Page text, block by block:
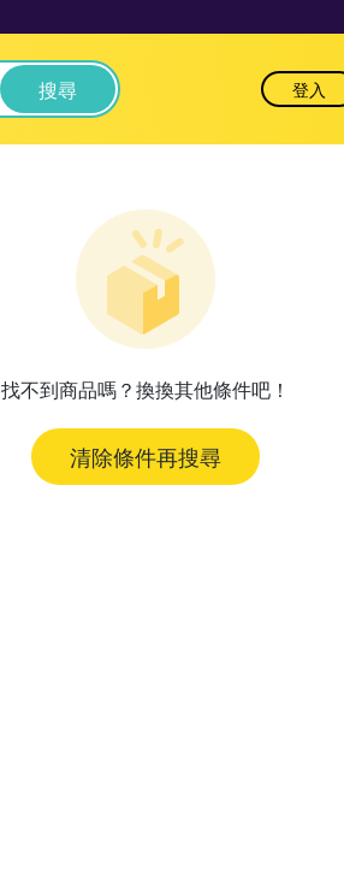
搜尋 登入
找不到商品嗎？換換其他條件吧！
清除條件再搜尋